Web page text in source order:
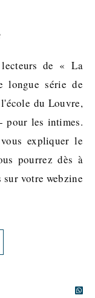
longue série de
du Louvre,
pour les intimes.
expliquer le
pourrez dès à
sur votre webzine